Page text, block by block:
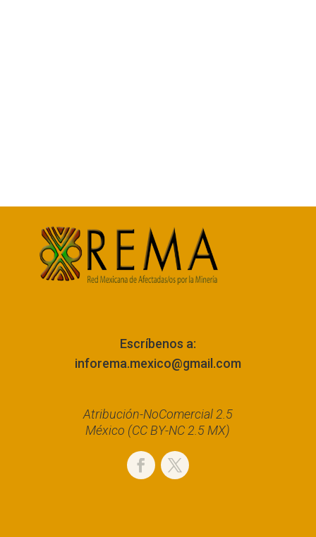
Escríbenos a:
inforema.mexico@gmail.com
Atribución-NoComercial 2.5
México (CC BY-NC 2.5 MX)